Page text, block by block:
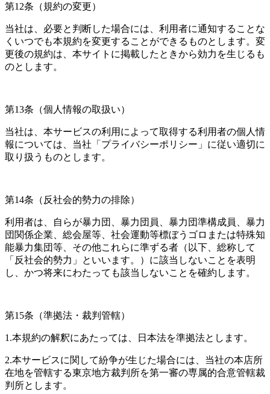
第12条（規約の変更）
当社は、必要と判断した場合には、利用者に通知することな
くいつでも本規約を変更することができるものとします。変
更後の規約は、本サイトに掲載したときから効力を生じるも
のとします。
第13条（個人情報の取扱い）
当社は、本サービスの利用によって取得する利用者の個人情
報については、当社「プライバシーポリシー」に従い適切に
取り扱うものとします。
第14条（反社会的勢力の排除）
利用者は、自らが暴力団、暴力団員、暴力団準構成員、暴力
団関係企業、総会屋等、社会運動等標ぼうゴロまたは特殊知
能暴力集団等、その他これらに準ずる者（以下、総称して
「反社会的勢力」といいます。）に該当しないことを表明
し、かつ将来にわたっても該当しないことを確約します。
第15条（準拠法・裁判管轄）
1.本規約の解釈にあたっては、日本法を準拠法とします。
2.本サービスに関して紛争が生じた場合には、当社の本店所
在地を管轄する東京地方裁判所を第一審の専属的合意管轄裁
判所とします。